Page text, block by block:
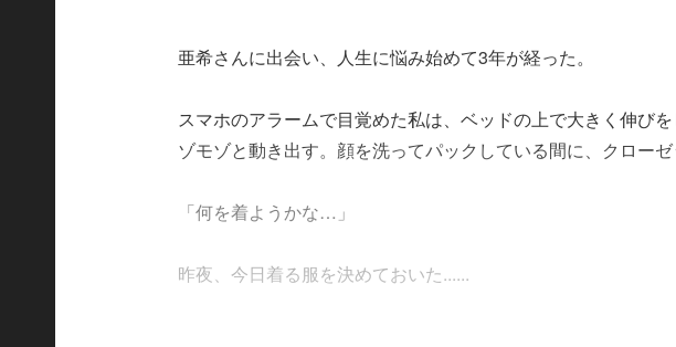
亜希さんに出会い、人生に悩み始めて3年が経った。
スマホのアラームで目覚めた私は、ベッドの上で大きく伸び
ゾモゾと動き出す。顔を洗ってパックしている間に、クローゼ
「何を着ようかな…」
昨夜、今日着る服を決めておいた......